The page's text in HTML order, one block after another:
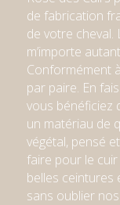
de fabrication
de votre cheval.
m’importe
Conformément
par paire. En
vous bénéficiez
un matériau de
végétal, pensé
faire pour le
belles ceintures
sans oublier